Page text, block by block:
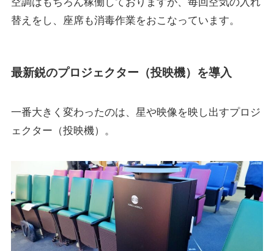
空調はもちろん稼働しておりますが、毎回空気の入れ
替えをし、座席も消毒作業をおこなっています。
最新鋭のプロジェクター（投映機）を導入
一番大きく変わったのは、星や映像を映し出すプロジ
ェクター（投映機）。